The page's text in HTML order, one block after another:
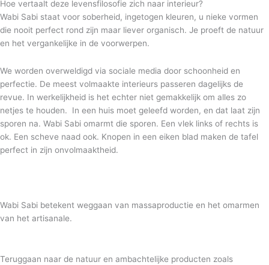
Hoe vertaalt deze levensfilosofie zich naar interieur?
Wabi Sabi staat voor soberheid, ingetogen kleuren, u nieke vormen
die nooit perfect rond zijn maar liever organisch. Je proeft de natuur
en het vergankelijke in de voorwerpen.
We worden overweldigd via sociale media door schoonheid en
perfectie. De meest volmaakte interieurs passeren dagelijks de
revue. In werkelijkheid is het echter niet gemakkelijk om alles zo
netjes te houden. In een huis moet geleefd worden, en dat laat zijn
sporen na. Wabi Sabi omarmt die sporen. Een vlek links of rechts is
ok. Een scheve naad ook. Knopen in een eiken blad maken de tafel
perfect in zijn onvolmaaktheid.
Wabi Sabi betekent weggaan van massaproductie en het omarmen
van het artisanale.
Teruggaan naar de natuur en ambachtelijke producten zoals